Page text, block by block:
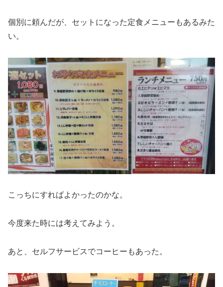
個別に頼んだが、セットになった定食メニューもあるみた
い。
こっちにすればよかったのかな。
今度来た時には考えてみよう。
あと、セルフサービスでコーヒーもあった。